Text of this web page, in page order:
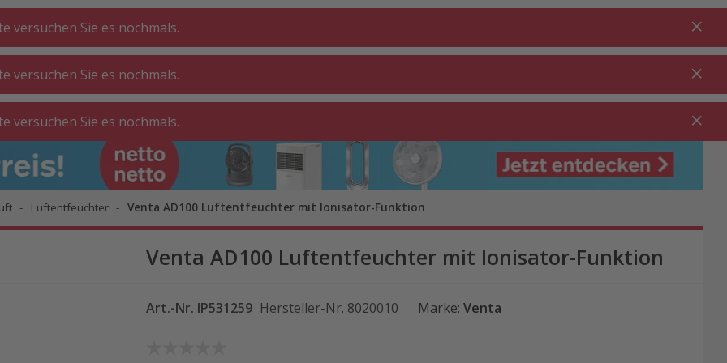
Warenkorb
⋅
BADEZIMMER
Luftentfeuchter Venta AD100 Luftentfeuchter mit Ionisator-Funktion
Venta AD100 Luftentfeuchter mit Ionisator-Funktion
Art.-Nr. IP531259 Hersteller-Nr. 8020010 Marke: Venta
versuchen Sie es nochmals.
versuchen Sie es nochmals.
versuchen Sie es nochmals.